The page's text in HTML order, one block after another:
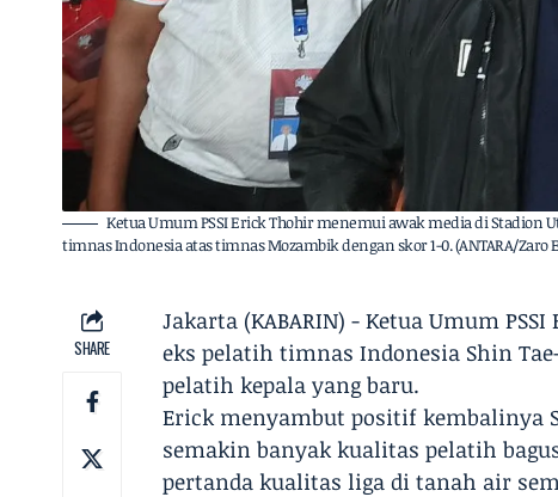
Ketua Umum PSSI Erick Thohir menemui awak media di Stadion
timnas Indonesia atas timnas Mozambik dengan skor 1-0. (ANTARA/Zaro
SHARE
Jakarta (KABARIN) - Ketua Umum
eks pelatih timnas Indonesia Shin
pelatih kepala yang baru.
Erick menyambut positif kembalinya
semakin banyak kualitas pelatih
pertanda kualitas liga di tanah air